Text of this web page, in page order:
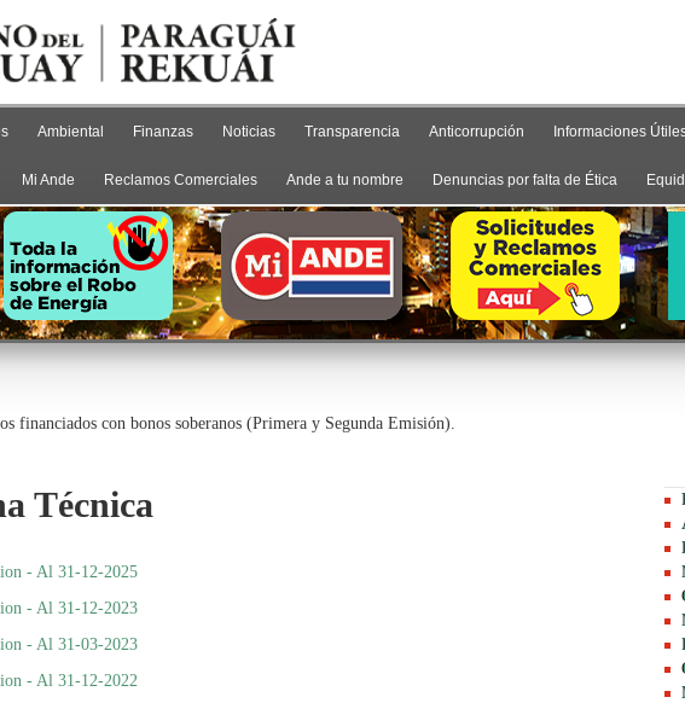
Ambiental Finanzas Noticias Transparencia Anticorrupción Informaciones
Mi Ande Reclamos Comerciales Ande a tu nombre Denuncias por falta de Ética
financiados con bonos soberanos (Primera y Segunda Emisión).
Técnica
- Al 31-12-2025
- Al 31-12-2023
- Al 31-03-2023
- Al 31-12-2022